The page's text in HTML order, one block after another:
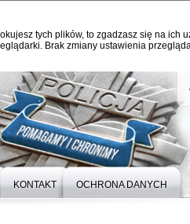
tych plików, to zgadzasz się na ich
Brak zmiany ustawienia
KONTAKT OCHRONA DANYCH